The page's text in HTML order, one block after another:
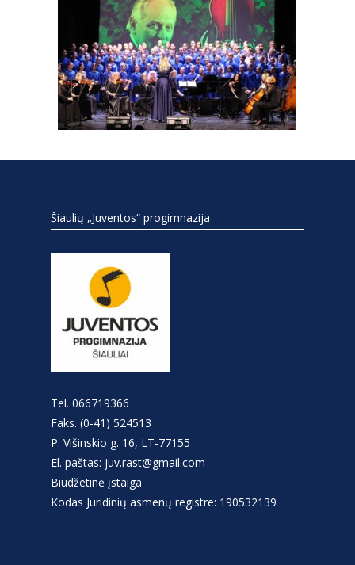
Šiaulių „Juventos“ progimnazija
Tel. 066719366
Faks. (0-41) 524513
P. Višinskio g. 16, LT-77155
El. paštas: juv.rast@gmail.com
Biudžetinė įstaiga
Kodas Juridinių asmenų registre: 190532139